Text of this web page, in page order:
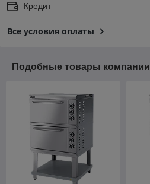
Кредит
Все условия оплаты
Подобные товары компании